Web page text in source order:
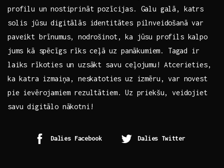
profilu un ​nostiprināt pozīcijas. Galu​ galā, katrs
solis jūsu digitālās identitātes pilnveidošanā var
paveikt ‍brīnumus, nodrošinot, ka jūsu profils kalpo
⁤jums ‍kā spēcīgs⁣ rīks ceļā ⁢uz panākumiem. Tagad ⁢ir‌
laiks rīkoties un uzsākt savu ceļojumu!⁤ Atcerieties,​
ka ⁤katra izmaiņa, neskatoties uz izmēru, var novest
pie ‍ievērojamiem rezultātiem. ⁤Uz priekšu, veidojiet
savu digitālo nākotni!
Dalies Facebook Dalies Twitter